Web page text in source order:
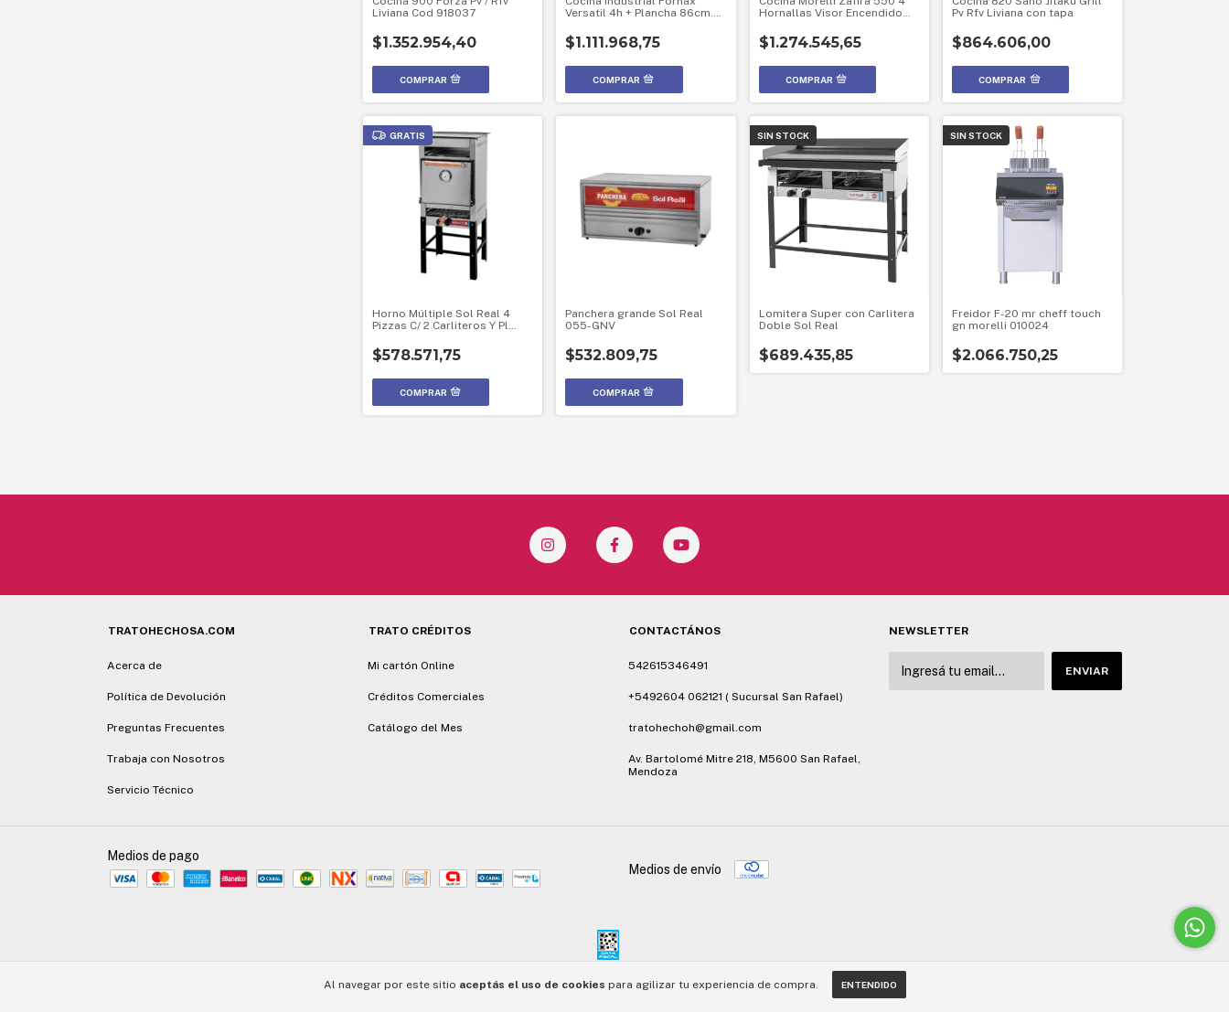
Al navegar por este sitio aceptás el uso de cookies para agilizar tu experiencia de compra. ENTENDIDO
Liviana Cod 918037
$1.352.954,40
Versatil 4h + Plancha 86cm.
$1.111.968,75
Hornallas Visor Encendido
$1.274.545,65
Pv Rfv Liviana con tapa
$864.606,00
GRATIS
Horno Múltiple Sol Real 4
Pizzas C/ 2 Carliteros Y Pl
$578.571,75
Panchera grande Sol Real
055-GNV
$532.809,75
SIN STOCK
Lomitera Super con Carlitera
Doble Sol Real
$689.435,85
SIN STOCK
Freidor F-20 mr cheff touch
gn morelli 010024
$2.066.750,25
TRATOHECHOSA.COM
Acerca de
Política de Devolución
Preguntas Frecuentes
Trabaja con Nosotros
Servicio Técnico
TRATO CRÉDITOS
Mi cartón Online
Créditos Comerciales
Catálogo del Mes
CONTACTÁNOS
542615346491
+5492604 062121 ( Sucursal San Rafael)
tratohechoh@gmail.com
Av. Bartolomé Mitre 218, M5600 San Rafael,
Mendoza
NEWSLETTER
Medios de pago
Medios de envío